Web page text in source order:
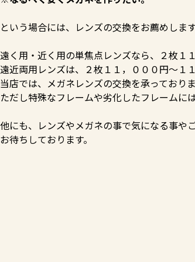
という場合には、レンズの交換をお薦めします
遠く用・近く用の単焦点レンズなら、２枚１
遠近両用レンズは、２枚１１，０００円～１
当店では、メガネレンズの交換を承っておりま
ただし特殊なフレームや劣化したフレームに
他にも、レンズやメガネの事で気になる事や
お待ちしております。